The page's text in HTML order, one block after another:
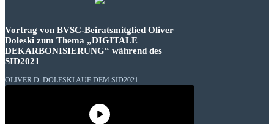
Vortrag von BVSC-Beiratsmitglied Oliver
Doleski zum Thema „DIGITALE
DEKARBONISIERUNG“ während des
SID2021
OLIVER D. DOLESKI AUF DEM SID2021